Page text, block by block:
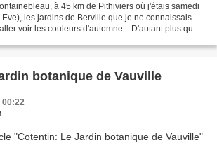
à 45 km de Pithiviers où j'étais samedi
les jardins de Berville que je ne connaissais
voir les couleurs d'automne... D'autant plus que
botanique de Vauville
00:22